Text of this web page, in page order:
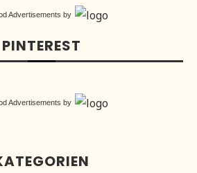
Advertisements by
PINTEREST
Advertisements by